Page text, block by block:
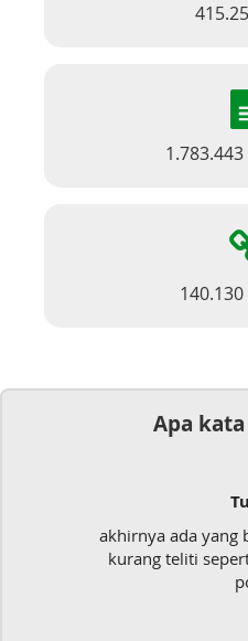
Apa
akhirnya ada yang
kurang teliti